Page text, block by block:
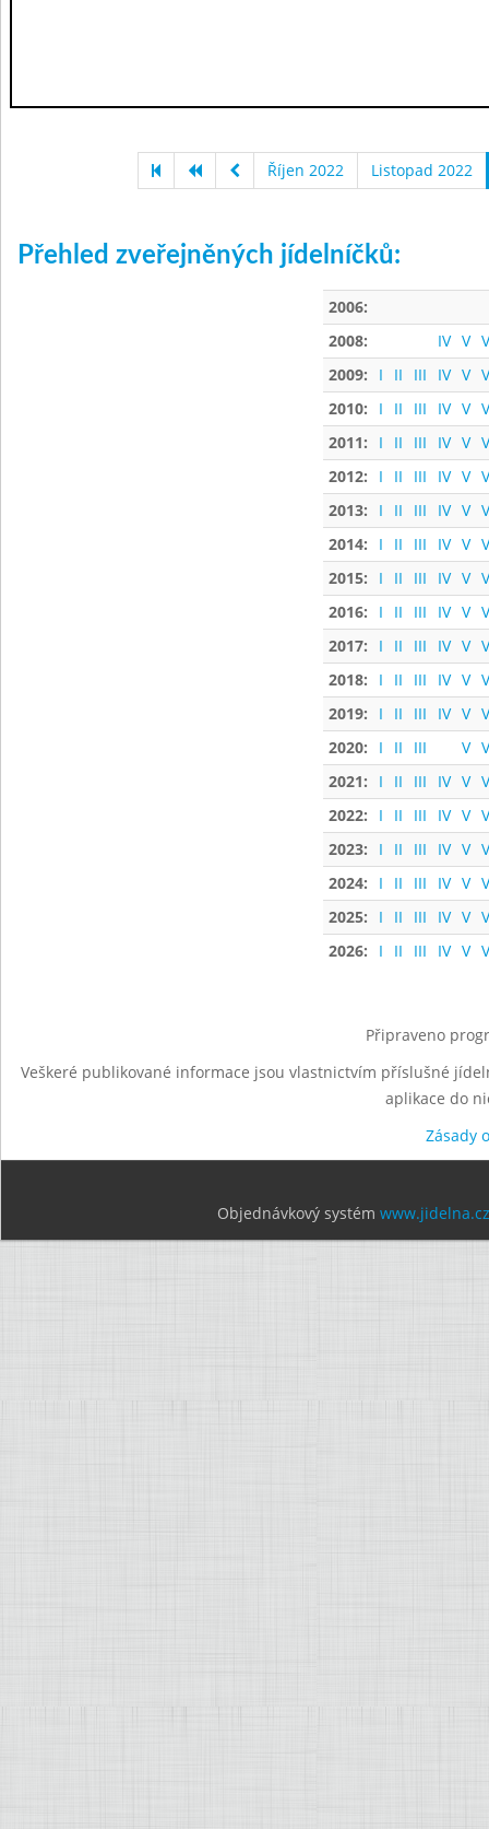
Říjen 2022 Listopad 2022
Přehled zveřejněných jídelníčků:
2006:
2008:
IV V
2009:
I II III IV V
2010:
I II III IV V
2011:
I II III IV V
2012:
I II III IV V
2013:
I II III IV V
2014:
I II III IV V
2015:
I II III IV V
2016:
I II III IV V
2017:
I II III IV V
2018:
I II III IV V
2019:
I II III IV V
2020:
I II III V
2021:
I II III IV V
2022:
I II III IV V
2023:
I II III IV V
2024:
I II III IV V
2025:
I II III IV V
2026:
I II III IV V
Připraveno
Veškeré publikované informace jsou vlastnictvím příslušné
aplikace do
Zásady
Objednávkový systém www.jidelna.cz